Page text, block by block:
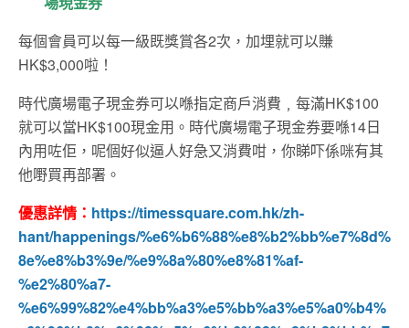
每個會員可以每一級既獎賞各2次，加埋就可以賺
HK$3,000啦！
時代廣場電子現金券可以喺指定商戶消費﹐每滿HK$100
就可以當HK$100現金用。時代廣場電子現金券要喺14日
內用咗佢，呢個好似逼人好急又消費咁，你睇吓係咪有其
他嘢買再部署。
優惠詳情： https://timessquare.com.hk/zh-
hant/happenings/%e6%b6%88%e8%b2%bb%e7%8d%
8e%e8%b3%9e/%e9%8a%80%e8%81%af-
%e2%80%a7-
%e6%99%82%e4%bb%a3%e5%bb%a3%e5%a0%b4%